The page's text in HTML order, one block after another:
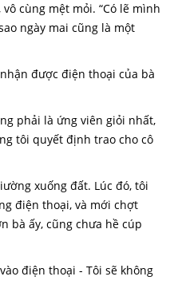
cùng mệt mỏi. “Có lẽ mình
ngày mai cũng là một
được điện thoại của bà
phải là ứng viên giỏi nhất,
tôi quyết định trao cho cô
xuống đất. Lúc đó, tôi
điện thoại, và mới chợt
bà ấy, cũng chưa hề cúp
điện thoại - Tôi sẽ không